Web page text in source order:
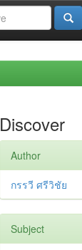
Discover
Author
กรรวี ศรีวิชัย
Subject